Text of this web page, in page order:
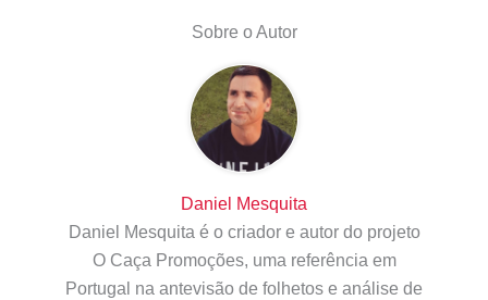
Sobre o Autor
Daniel Mesquita
Daniel Mesquita é o criador e autor do projeto
O Caça Promoções, uma referência em
Portugal na antevisão de folhetos e análise de